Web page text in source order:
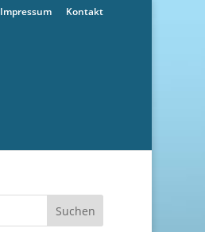
Impressum Kontakt